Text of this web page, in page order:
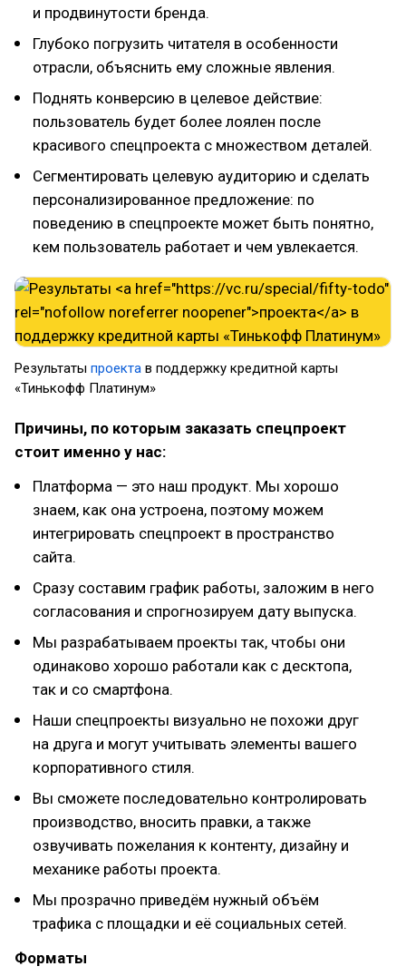
и продвинутости бренда.
Глубоко погрузить читателя в особенности
отрасли, объяснить ему сложные явления.
Поднять конверсию в целевое действие:
пользователь будет более лоялен после
красивого спецпроекта с множеством деталей.
Сегментировать целевую аудиторию и сделать
персонализированное предложение: по
поведению в спецпроекте может быть понятно,
кем пользователь работает и чем увлекается.
Результаты проекта в поддержку кредитной карты
«Тинькофф Платинум»
Причины, по которым заказать спецпроект
стоит именно у нас:
Платформа — это наш продукт. Мы хорошо
знаем, как она устроена, поэтому можем
интегрировать спецпроект в пространство
сайта.
Сразу составим график работы, заложим в него
согласования и спрогнозируем дату выпуска.
Мы разрабатываем проекты так, чтобы они
одинаково хорошо работали как с десктопа,
так и со смартфона.
Наши спецпроекты визуально не похожи друг
на друга и могут учитывать элементы вашего
корпоративного стиля.
Вы сможете последовательно контролировать
производство, вносить правки, а также
озвучивать пожелания к контенту, дизайну и
механике работы проекта.
Мы прозрачно приведём нужный объём
трафика с площадки и её социальных сетей.
Форматы